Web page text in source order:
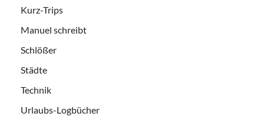
Kurz-Trips
Manuel schreibt
Schlößer
Städte
Technik
Urlaubs-Logbücher